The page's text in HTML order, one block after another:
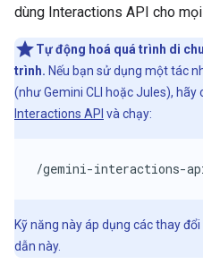
dùng Interactions API cho
Tự động hoá quá trình di
trình. Nếu bạn sử dụng một tác
(như Gemini CLI hoặc Jules), hãy
Interactions API và chạy:
/gemini-interactions-
Kỹ năng này áp dụng các thay
dẫn này.